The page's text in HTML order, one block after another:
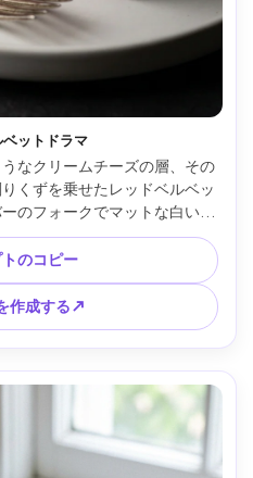
ベットドラマ
なクリームチーズの層、その
くずを乗せたレッドベルベッ
のフォークでマットな白いプ
を備えた控えめなスタジオ照
撮影、パン粉構造に鮮明に焦
ックな編集デザートショット
4:5
のコピー
作成する↗